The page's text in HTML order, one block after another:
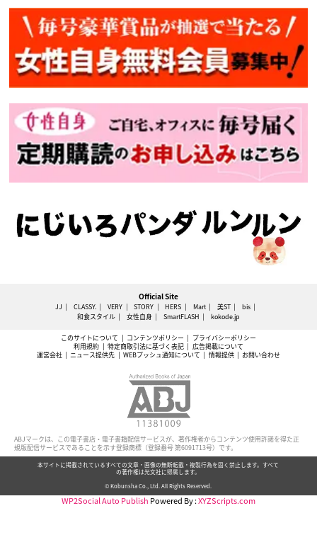
Official Site
JJ CLASSY. VERY STORY HERS Mart 美ST
bis
和食スタイル
女性自身 SmartFLASH kokode.jp
このサイトについて コンテンツポリシー
プライバシーポリシー
利用規約
特定商取引法に基づく表記
広告掲載について
運営会社
ニュース提供先 WEBプッシュ通知について 情報提供 お問い合わせ
ABJマークは、この電子書店・電子書籍配信サービスが、著作権者からコンテンツ使用許諾を得た正
規版配信サービスであることを示す登録商標（登録番号 第6091713号）です。
本サイトに掲載されているすべての文章・画像の無断転載・複製行為を固く禁止します。すべて
の著作権は光文社に帰属します。
© Kobunsha Co., Ltd. All Rights Reserved.
WP2Social Auto Publish Powered By :XYZScripts.com